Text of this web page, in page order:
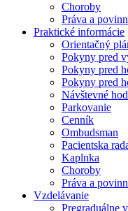
Choroby
Práva a
Praktické informácie
Orientačný
Pokyny pred
Pokyny pred
Pokyny pred
Návštevné
Parkovanie
Cenník
Ombudsman
Pacientska
Kaplnka
Choroby
Práva a
Vzdelávanie
Pregraduálne